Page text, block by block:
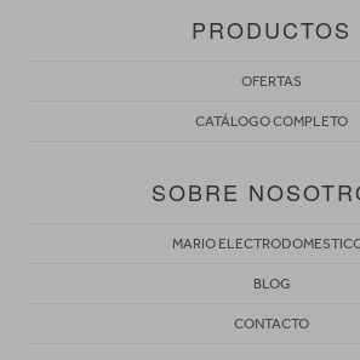
PRODUCTOS
OFERTAS
CATÁLOGO COMPLETO
SOBRE
MARIO
BLOG
CONTACTO